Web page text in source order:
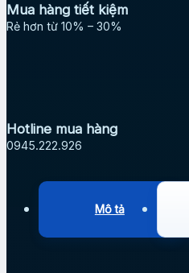
Mua hàng tiết kiệm
Rẻ hơn từ 10% – 30%
Hotline mua hàng
0945.222.926
Mô tả